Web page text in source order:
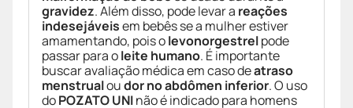
gravidez. Além disso, pode levar a reações
indesejáveisem bebês se a mulher estiver
amamentando, pois olevonorgestrelpode
passar para oleite humano. É importante
buscar avaliação médica em caso deatraso
menstrualoudor no abdômen inferior. O uso
doPOZATO UNInão é indicado para homens